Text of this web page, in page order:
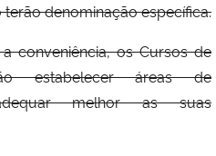
denominação específica.
conveniência, os Cursos de
estabelecer áreas de
melhor as suas